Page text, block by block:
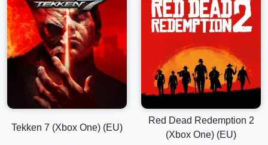
Tekken 7 (Xbox One) (EU)
Red Dead Redemption 2
(Xbox One) (EU)